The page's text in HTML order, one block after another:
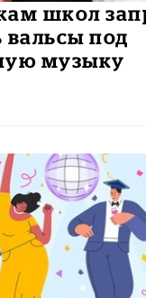
школ
вальсы под
музыку